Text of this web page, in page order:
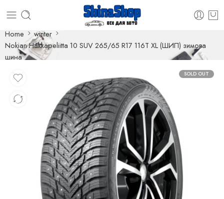
Home
winter
Nokian Hakkapeliitta 10 SUV 265/65 R17 116T XL (ШИП) зимова
шина
SOLD OUT